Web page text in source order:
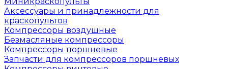
Аксессуары и принадлежности для
краскопультов
Компрессоры воздушные
Безмасляные компрессоры
Компрессоры поршневые
Запчасти для компрессоров поршневых